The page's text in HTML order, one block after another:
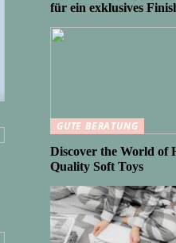
für ein exklusives
GUTE BERATUNG
Discover the World of
Quality Soft Toys